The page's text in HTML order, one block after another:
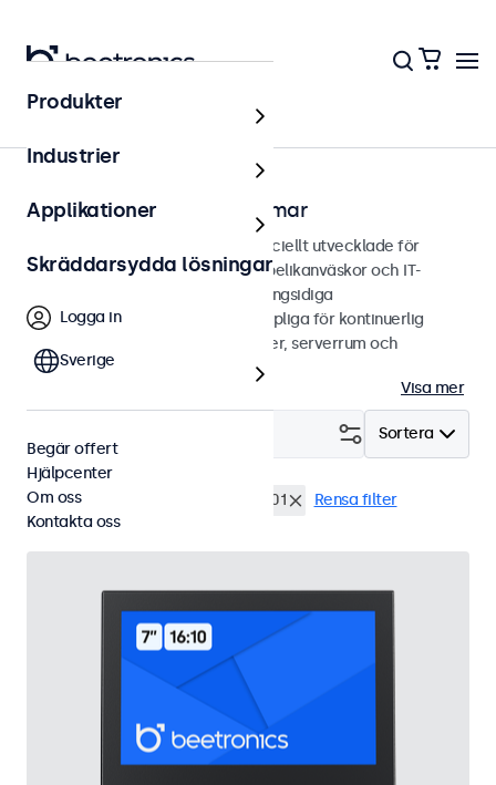
Hem
Rackmonterbara bildskärmar
Rackmonterbara bildskärmar speciellt utvecklade för
integration i 19-tums serverrack, pelikanväskor och IT-
miljöer. Våra skärmar erbjuder mångsidiga
anslutningsmöjligheter och är lämpliga för kontinuerlig
användning. Perfekt för datacenter, serverrum och
professionella applikationer.
Visa mer
Sortera
Rackmontering (19 tum) EN60601 Rensa filter
Produkter
Industrier
Applikationer
Skräddarsydda lösningar
Logga in
Sverige
Begär offert
Hjälpcenter
Om oss
Kontakta oss